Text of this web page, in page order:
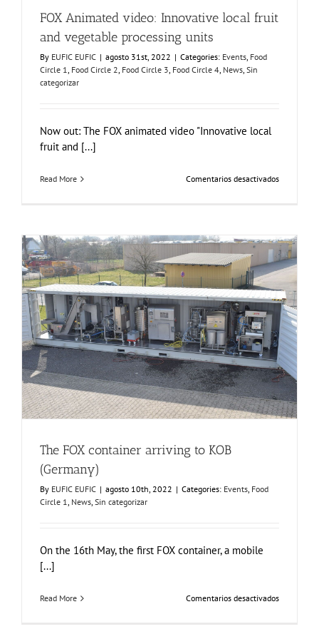
FOX Animated video: Innovative local fruit
and vegetable processing units
By EUFIC EUFIC | agosto 31st, 2022 | Categories: Events, Food
Circle 1, Food Circle 2, Food Circle 3, Food Circle 4, News, Sin
categorizar
Now out: The FOX animated video "Innovative local
fruit and [...]
Read More Comentarios desactivadosen
local
fruit
and
vegetable
processing
units
The FOX container arriving to KOB (Germany)
Events Food Circle 1 News Sin categorizar
The FOX container arriving to KOB
(Germany)
By EUFIC EUFIC | agosto 10th, 2022 | Categories: Events, Food
Circle 1, News, Sin categorizar
On the 16th May, the first FOX container, a mobile
[...]
Read More Comentarios desactivadosen